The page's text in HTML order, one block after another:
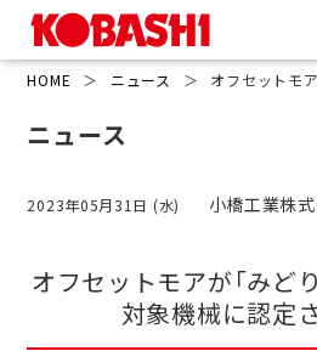
HOME ＞ ニュース ＞ オフセットモ
ニュース
2023年05月31日 (水) 小橋工業株
オフセットモアが「みど
対象機械に認定